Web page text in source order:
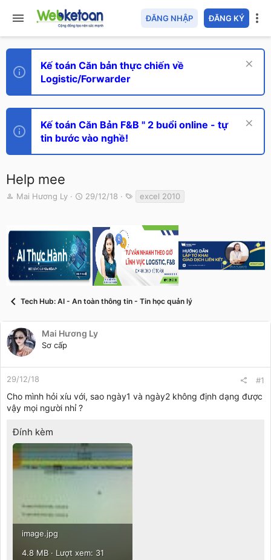
ĐĂNG NHẬP ĐĂNG KÝ
Kế toán Căn bản thực chiến về
Logistic/Forwarder
Kế toán Căn Bản F&B " 2 buổi online - tự
tin bước vào nghề!
Help mee
T
d
s
a
Mai Hương Ly
N
g
ử
i
29/12/18
ừ
a
excel 2010
Tech Hub: AI - An toàn thông tin - Tin học quản lý
Mai Hương Ly
Sơ cấp
29/12/18 #1
Cho mình hỏi xíu với, sao ngày1 và ngày2 không định dạng được
vậy mọi người nhỉ ?
Đính kèm
image.jpg
4.8 MB · Lượt xem: 31